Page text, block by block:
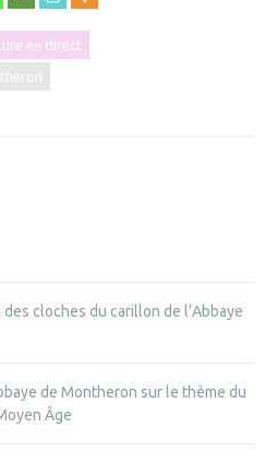
en direct
cloches du carillon de l’Abbaye
de Montheron sur le thème du
Âge